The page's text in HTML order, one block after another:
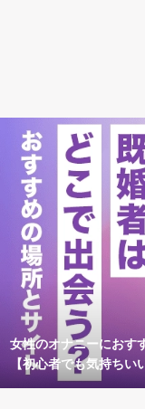
女性のオナニーにおす
【初心者でも気持ちい